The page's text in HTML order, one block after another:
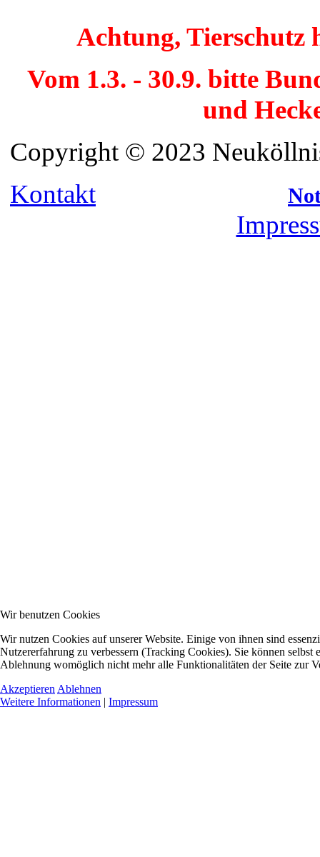
Achtung, Tierschutz
Vom 1.3. - 30.9. bitte
und
Copyright © 2023
Kontakt
Wir benutzen Cookies
Wir nutzen Cookies auf unserer Website. Einige von ihnen sind
Nutzererfahrung zu verbessern (Tracking Cookies). Sie können selbst
Ablehnung womöglich nicht mehr alle Funktionalitäten der Seite zur
Akzeptieren Ablehnen
Weitere Informationen | Impressum